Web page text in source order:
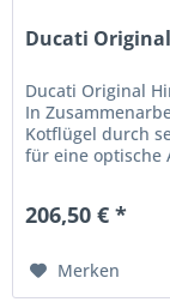
Ducati
Ducati Original
In
Kotflügel durch
für eine optische
206,50 € *
Merken